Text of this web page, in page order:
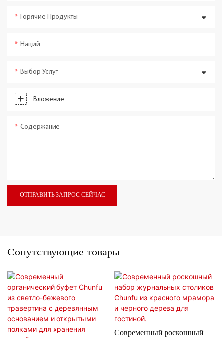
Горячие Продукты
Наций
Выбор Услуг
Вложение
Содержание
ОТПРАВИТЬ ЗАПРОС СЕЙЧАС
Сопутствующие товары
Современный роскошный